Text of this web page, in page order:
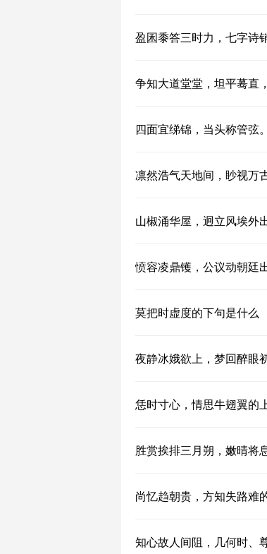
盈囷黍答三时力，七字诗
争知大道堂堂，坦平蓦直
四面宜绨锦，当头称管弦
凛然浩气天地间，眇视万
山椒涌华屋，迥立风埃外
愤容凌鼎镬，公议动朝廷
莫把时虚度的下句是什么
夜静冰娥欲上，梦回醉眼
恁时寸心，情思牛翅翼的
胜赏挨排三月朔，嫩晴将
尚忆趋朝贵，方知失路难
知心故人间阻，几何时、